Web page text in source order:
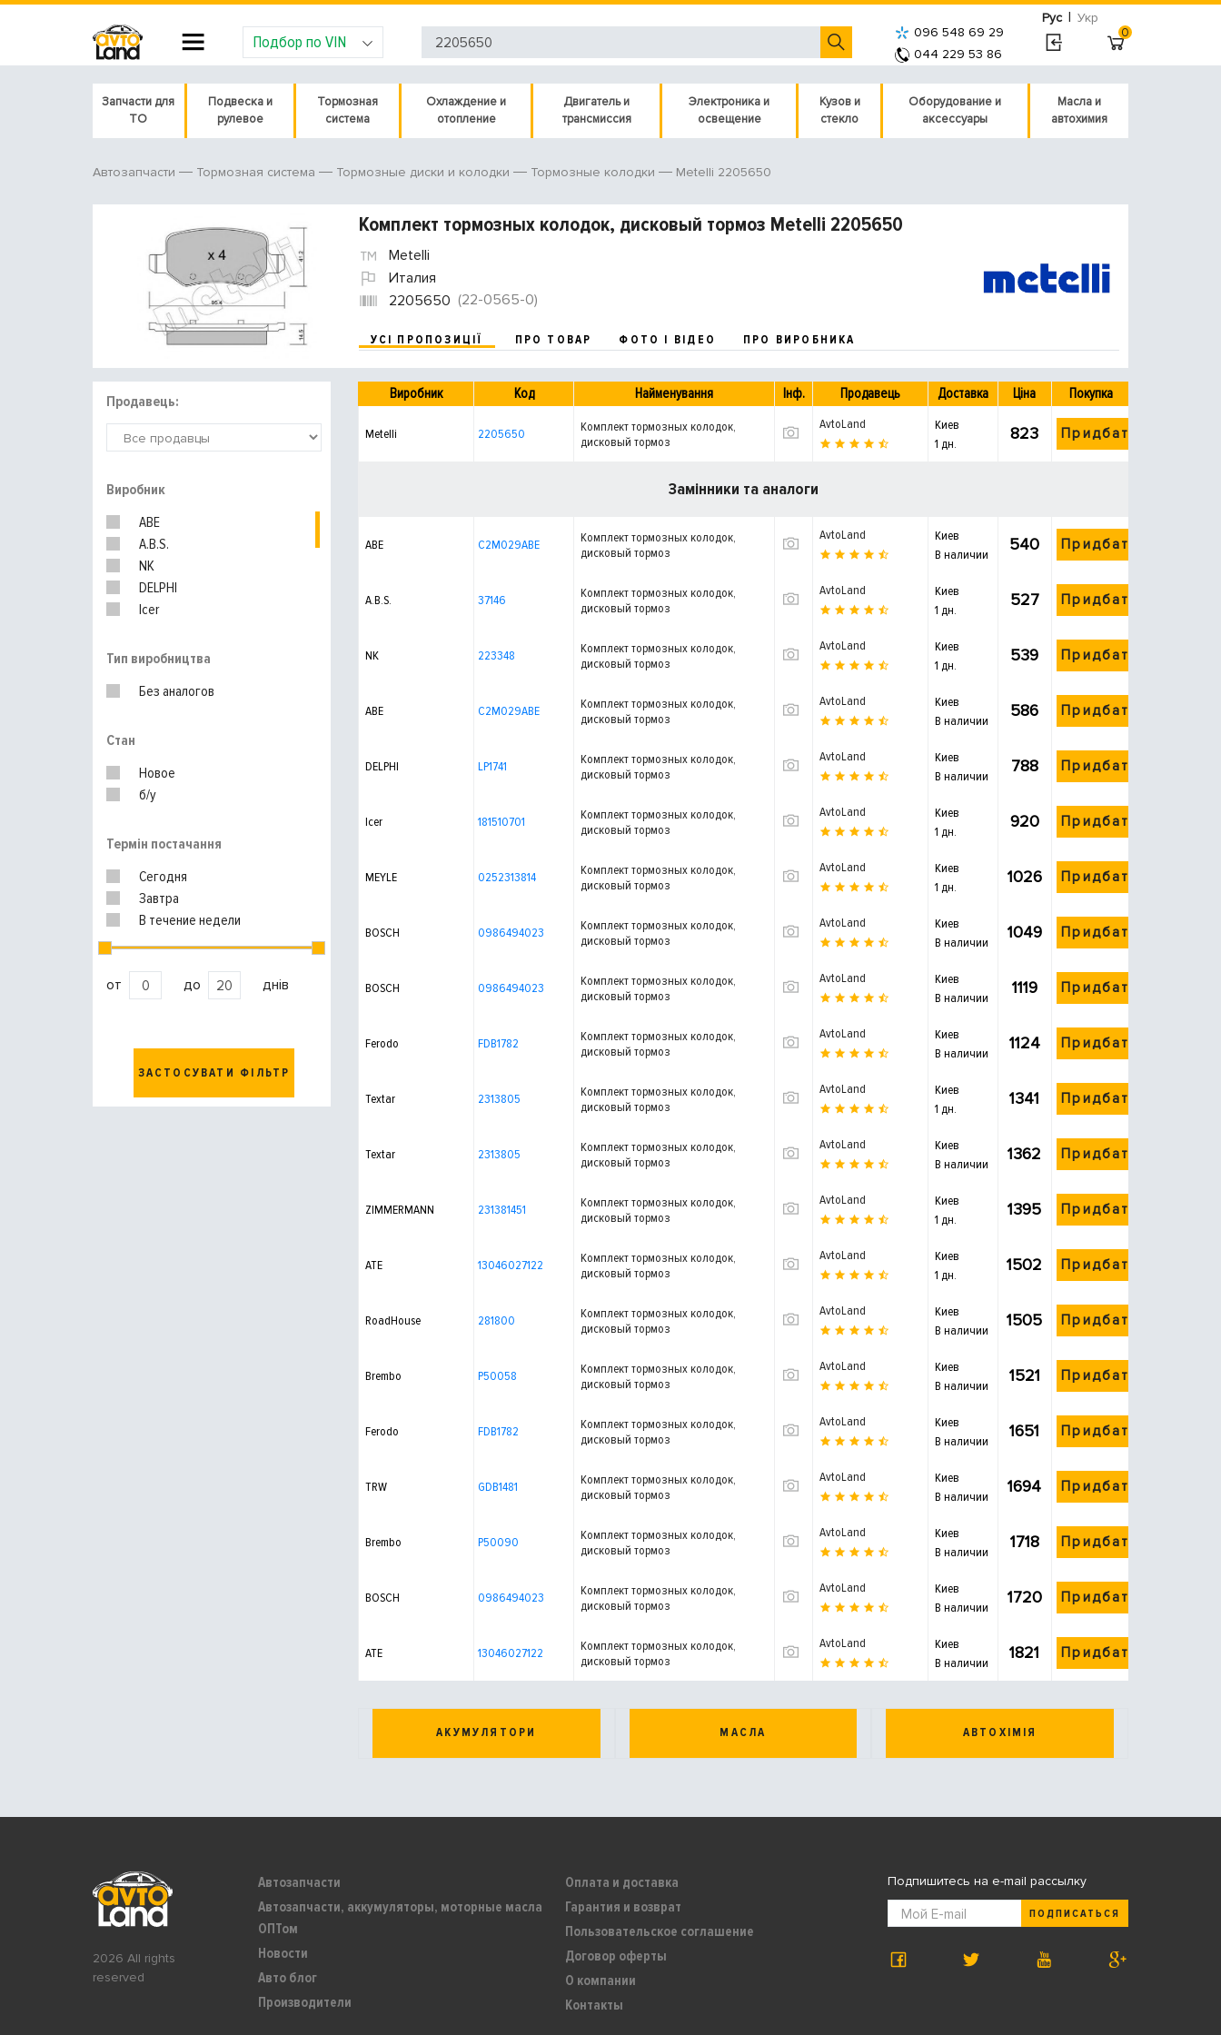
Рус | Укр
Подбор по VIN
096 548 69 29
044 229 53 86
0
Запчасти для
ТО
Подвеска и
рулевое
Тормозная
система
Охлаждение и
отопление
Двигатель и
трансмиссия
Электроника и
освещение
Кузов и
стекло
Оборудование и
аксессуары
Масла и
автохимия
Автозапчасти Тормозная система Тормозные диски и колодки Тормозные колодки Metelli 2205650
Комплект тормозных колодок, дисковый тормоз Metelli 2205650
Metelli
Италия
2205650 (22-0565-0)
УСІ ПРОПОЗИЦІЇ ПРО ТОВАР ФОТО І ВІДЕО ПРО ВИРОБНИКА
Продавець:
Виробник
ABE
A.B.S.
NK
DELPHI
Icer
Textar
RoadHouse
BOSCH
ATE
Тип виробництва
Без аналогов
Стан
Новое
б/у
Термін постачання
Сегодня
Завтра
В течение недели
от до днів
ЗАСТОСУВАТИ ФІЛЬТР
Виробник Код Найменування Інф. Продавець Доставка Ціна Покупка
Metelli 2205650
Комплект тормозных колодок,
дисковый тормоз
AvtoLand
Киев
1 дн.
823 Придбати
Замінники та аналоги
ABE C2M029ABE
Комплект тормозных колодок,
дисковый тормоз
AvtoLand
Киев
В наличии
540 Придбати
A.B.S. 37146
Комплект тормозных колодок,
дисковый тормоз
AvtoLand
Киев
1 дн.
527 Придбати
NK 223348
Комплект тормозных колодок,
дисковый тормоз
AvtoLand
Киев
1 дн.
539 Придбати
ABE C2M029ABE
Комплект тормозных колодок,
дисковый тормоз
AvtoLand
Киев
В наличии
586 Придбати
DELPHI LP1741
Комплект тормозных колодок,
дисковый тормоз
AvtoLand
Киев
В наличии
788 Придбати
Icer 181510701
Комплект тормозных колодок,
дисковый тормоз
AvtoLand
Киев
1 дн.
920 Придбати
MEYLE 0252313814
Комплект тормозных колодок,
дисковый тормоз
AvtoLand
Киев
1 дн.
1026 Придбати
BOSCH 0986494023
Комплект тормозных колодок,
дисковый тормоз
AvtoLand
Киев
В наличии
1049 Придбати
BOSCH 0986494023
Комплект тормозных колодок,
дисковый тормоз
AvtoLand
Киев
В наличии
1119 Придбати
Ferodo FDB1782
Комплект тормозных колодок,
дисковый тормоз
AvtoLand
Киев
В наличии
1124 Придбати
Textar 2313805
Комплект тормозных колодок,
дисковый тормоз
AvtoLand
Киев
1 дн.
1341 Придбати
Textar 2313805
Комплект тормозных колодок,
дисковый тормоз
AvtoLand
Киев
В наличии
1362 Придбати
ZIMMERMANN 231381451
Комплект тормозных колодок,
дисковый тормоз
AvtoLand
Киев
1 дн.
1395 Придбати
ATE 13046027122
Комплект тормозных колодок,
дисковый тормоз
AvtoLand
Киев
1 дн.
1502 Придбати
RoadHouse 281800
Комплект тормозных колодок,
дисковый тормоз
AvtoLand
Киев
В наличии
1505 Придбати
Brembo P50058
Комплект тормозных колодок,
дисковый тормоз
AvtoLand
Киев
В наличии
1521 Придбати
Ferodo FDB1782
Комплект тормозных колодок,
дисковый тормоз
AvtoLand
Киев
В наличии
1651 Придбати
TRW GDB1481
Комплект тормозных колодок,
дисковый тормоз
AvtoLand
Киев
В наличии
1694 Придбати
Brembo P50090
Комплект тормозных колодок,
дисковый тормоз
AvtoLand
Киев
В наличии
1718 Придбати
BOSCH 0986494023
Комплект тормозных колодок,
дисковый тормоз
AvtoLand
Киев
В наличии
1720 Придбати
ATE 13046027122
Комплект тормозных колодок,
дисковый тормоз
AvtoLand
Киев
В наличии
1821 Придбати
АКУМУЛЯТОРИ МАСЛА АВТОХІМІЯ
2026 All rights
reserved
Автозапчасти
Автозапчасти, аккумуляторы, моторные масла
ОПТом
Новости
Авто блог
Производители
Оплата и доставка
Гарантия и возврат
Пользовательское соглашение
Договор оферты
О компании
Контакты
Подпишитесь на e-mail рассылку
ПОДПИСАТЬСЯ